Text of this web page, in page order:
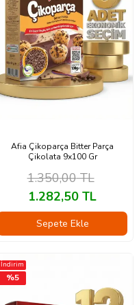
Afia Çikoparça Bitter Parça
Çikolata 9x100 Gr
1.350,00TL
1.282,50 TL
Sepete Ekle
İndirim
%5